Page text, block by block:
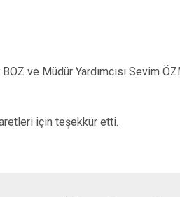
ve Müdür Yardımcısı Sevim
için teşekkür etti.